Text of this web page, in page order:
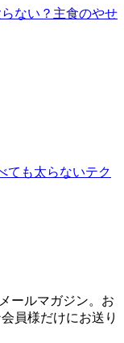
ない？主食のやせ
ても太らないテク
ールマガジン。お
員様だけにお送り